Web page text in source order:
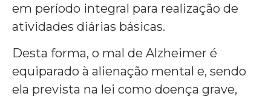
em período integral para realização de
atividades diárias básicas.
Desta forma, o mal de Alzheimer é
equiparado à alienação mental e, sendo
ela prevista na lei como doença grave,